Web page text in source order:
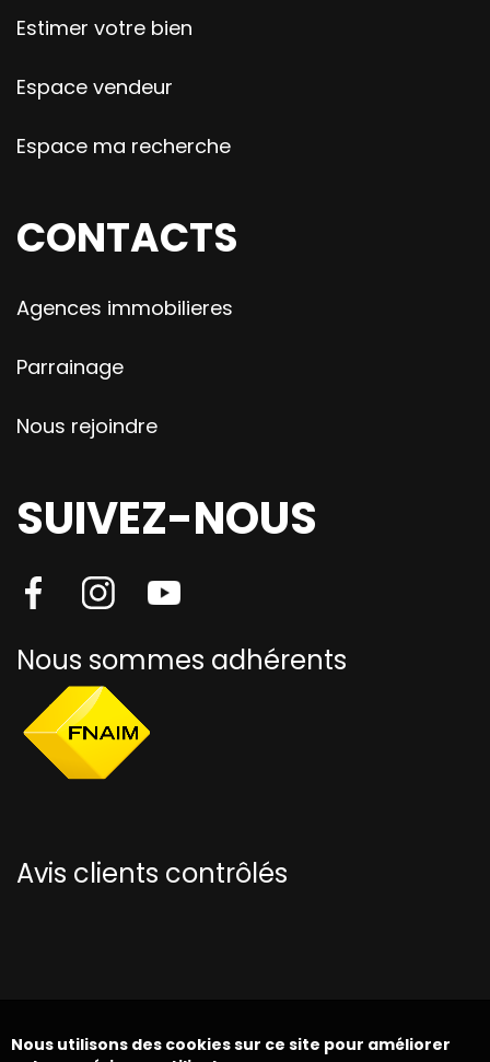
Estimer votre bien
Espace vendeur
Espace ma recherche
CONTACTS
Agences immobilieres
Parrainage
Nous rejoindre
SUIVEZ-NOUS
Nous sommes adhérents
Avis clients contrôlés
Nous utilisons des cookies sur ce site pour améliorer